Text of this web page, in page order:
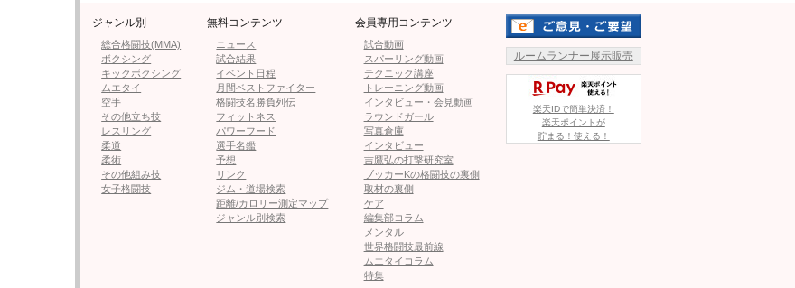
に判定勝ち、決勝では大久保琉唯をKOして、改めて55kg最強を証明した。
12月にはロシアのONEファイターに完勝している。
対するカリスティスは28勝（5KO）9敗の戦績で、WKNフェザー級王者な
ど欧州3冠を持つ。16年1月にはRISEで那須川天心と対戦し、当時那須川は7
連続KO中だったが、判定に持ち込み記録をストップした。ONE参戦経験も
あり、直近の試合では得意の胴廻し回転蹴り（ローリングサンダー）でKOしている。
1R、重心を低く構えた金子はローキック。じっくり狙っているかの金子
にカリスティスはジャブから入って蹴りに繋げる。金子はカーフキックで対
抗し、カリスティスがローリングサンダーを放ってきてもクリーンヒットさ
ジャンル別
総合格闘技(MMA)
ボクシング
キックボクシング
ムエタイ
空手
その他立ち技
レスリング
柔道
柔術
その他組み技
女子格闘技
無料コンテンツ
ニュース
試合結果
イベント日程
月間ベストファイター
格闘技名勝負列伝
フィットネス
パワーフード
選手名鑑
予想
リンク
ジム・道場検索
距離/カロリー測定マップ
ジャンル別検索
会員専用コンテンツ
試合動画
スパーリング動画
テクニック講座
トレーニング動画
インタビュー・会見動画
ラウンドガール
写真倉庫
インタビュー
吉鷹弘の打撃研究室
ブッカーKの格闘技の裏側
取材の裏側
ケア
編集部コラム
メンタル
世界格闘技最前線
ムエタイコラム
特集
ルームランナー展示販売
楽天IDで簡単決済！
楽天ポイントが
貯まる！使える！